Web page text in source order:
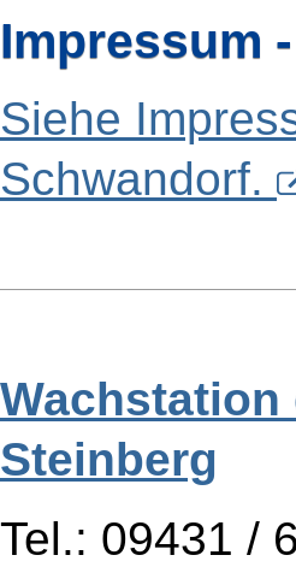
Impressum
Siehe
Schwandorf.
Wachstation
Steinberg
Tel.: 09431 /